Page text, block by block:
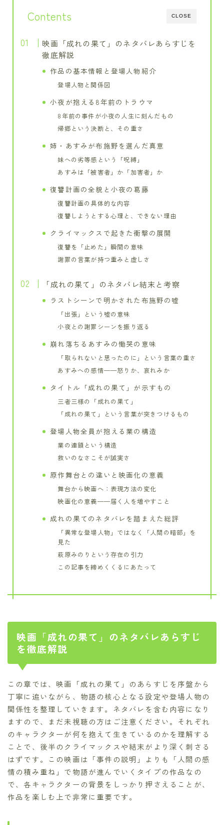
CLOSE
Contents
映画「成れの果て」のネタバレあらすじを
徹底解説
作品の基本情報と登場人物紹介
登場人物と関係図
小夜が抱える8年前のトラウマ
8年前の事件が小夜の人生に刻んだもの
帰郷という決断と、その重さ
姉・あすみが布施野を選んだ真意
妹への劣等感という「呪縛」
あすみは「被害者」か「加害者」か
復讐計画の全貌と小夜の葛藤
復讐計画の具体的な内容
復讐しようとする心理と、できない理由
クライマックスで起きた衝撃の展開
復讐を「止めた」瞬間の意味
謝罪の言葉が持つ重みと虚しさ
「成れの果て」のネタバレ結末と考察
ラストシーンで明かされた布施野の嘘
「出張」という嘘の意味
小夜との謝罪シーンを振り返る
崩れ落ちるあすみの慟哭の意味
「取られないと思ったのに」という言葉の重さ
あすみへの感情——怒りか、哀れみか
タイトル「成れの果て」が示すもの
三者三様の「成れの果て」
「成れの果て」という言葉が突きつけるもの
登場人物全員が抱える業の構造
業の連鎖という構造
救いのなさこそが誠実さ
原作舞台との違いと映画化の意義
舞台から映画へ：表現方法の変化
映画化の意義——届く人を増やすこと
成れの果てのネタバレを踏まえた総評
「異常な登場人物」ではなく「人間の暗部」を
見た
萩原みのりという存在の引力
この記事を締めくくるにあたって
映画「成れの果て」のネタバレあらすじ
を徹底解説
この章では、映画「成れの果て」のあらすじを序盤から
丁寧に追いながら、物語の核心となる設定や登場人物の
関係性を整理していきます。ネタバレを含む内容になり
ますので、まだ未視聴の方はご注意ください。それぞれ
のキャラクターが何を抱えて生きているのかを理解する
ことで、後半のクライマックスや結末がより深く刺さる
はずです。この映画は「事件の説明」よりも「人間の感
情の積み重ね」で物語が進んでいくタイプの作品なの
で、各キャラクターの背景をしっかり押さえることが、
作品を楽しむ上で非常に重要です。